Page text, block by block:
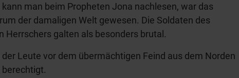
kann man beim Propheten Jona nachlesen, war das
der damaligen Welt gewesen. Die Soldaten des
Herrschers galten als besonders brutal.
der Leute vor dem übermächtigen Feind aus dem Norden